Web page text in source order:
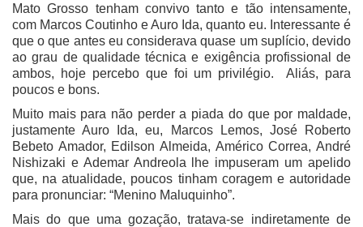
Mato Grosso tenham convivo tanto e tão intensamente,
com Marcos Coutinho e Auro Ida, quanto eu. Interessante é
que o que antes eu considerava quase um suplício, devido
ao grau de qualidade técnica e exigência profissional de
ambos, hoje percebo que foi um privilégio. Aliás, para
poucos e bons.
Muito mais para não perder a piada do que por maldade,
justamente Auro Ida, eu, Marcos Lemos, José Roberto
Bebeto Amador, Edilson Almeida, Américo Correa, André
Nishizaki e Ademar Andreola lhe impuseram um apelido
que, na atualidade, poucos tinham coragem e autoridade
para pronunciar: “Menino Maluquinho”.
Mais do que uma gozação, tratava-se indiretamente de